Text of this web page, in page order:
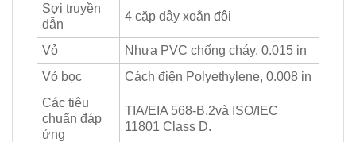
Sợi truyền
dẫn
4 cặp dây xoắn đôi
Vỏ
Nhựa PVC chống cháy, 0.015 in
Vỏ bọc
Cách điện Polyethylene, 0.008 in
Các tiêu
chuẩn đáp
ứng
TIA/EIA 568-B.2và ISO/IEC
11801 Class D.